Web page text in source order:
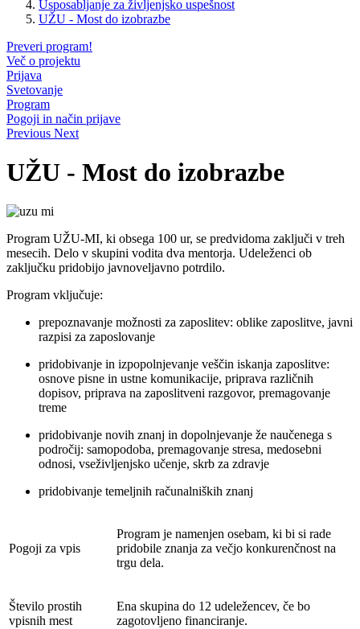
Usposabljanje za življenjsko uspešnost
UŽU - Most do izobrazbe
Preveri program!
Več o projektu
Prijava
Svetovanje
Program
Pogoji in način prijave
Previous Next
UŽU - Most do izobrazbe
Program UŽU-MI, ki obsega 100 ur, se predvidoma zaključi v treh
mesecih. Delo v skupini vodita dva mentorja. Udeleženci ob
zaključku pridobijo javnoveljavno potrdilo.
Program vključuje:
prepoznavanje možnosti za zaposlitev: oblike zaposlitve, javni
razpisi za zaposlovanje
pridobivanje in izpopolnjevanje veščin iskanja zaposlitve:
osnove pisne in ustne komunikacije, priprava različnih
dopisov, priprava na zaposlitveni razgovor, premagovanje
treme
pridobivanje novih znanj in dopolnjevanje že naučenega s
področij: samopodoba, premagovanje stresa, medosebni
odnosi, vseživljenjsko učenje, skrb za zdravje
pridobivanje temeljnih računalniških znanj
Pogoji za vpis
Program je namenjen osebam, ki bi si rade
pridobile znanja za večjo konkurenčnost na
trgu dela.
Število prostih
vpisnih mest
Ena skupina do 12 udeležencev, če bo
zagotovljeno financiranje.